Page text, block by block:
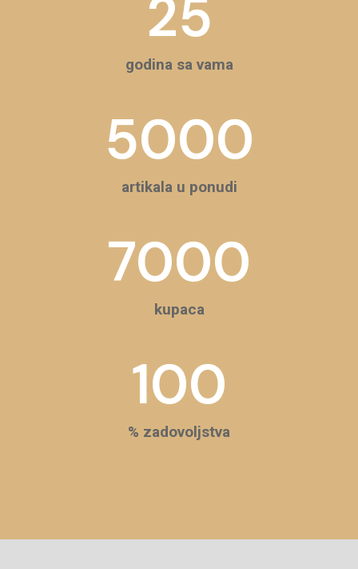
25
godina sa vama
5000
artikala u ponudi
7000
kupaca
100
% zadovoljstva